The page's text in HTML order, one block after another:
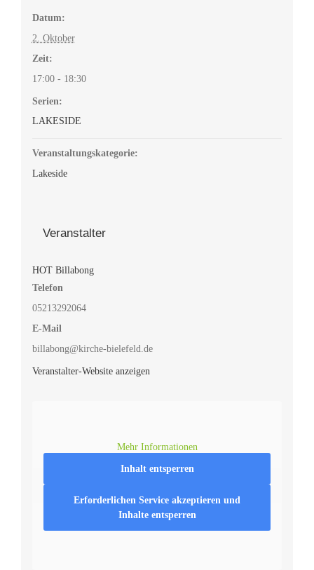
Datum:
2. Oktober
Zeit:
17:00 - 18:30
Serien:
LAKESIDE
Veranstaltungskategorie:
Lakeside
Veranstalter
HOT Billabong
Telefon
05213292064
E-Mail
billabong@kirche-bielefeld.de
Veranstalter-Website anzeigen
Mehr Informationen
Inhalt entsperren
Erforderlichen Service akzeptieren und
Inhalte entsperren